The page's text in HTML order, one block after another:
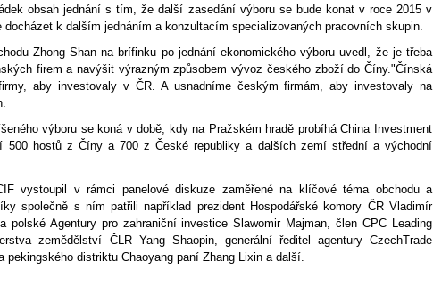
obsah jednání s tím, že další zasedání výboru se bude konat v roce 2015 v
docházet k dalším jednáním a konzultacím specializovaných pracovních skupin.
Zhong Shan na brífinku po jednání ekonomického výboru uvedl, že je třeba
firem a navýšit výrazným způsobem vývoz českého zboží do Číny."Čínská
aby investovaly v ČR. A usnadníme českým firmám, aby investovaly na
výboru se koná v době, kdy na Pražském hradě probíhá China Investment
500 hostů z Číny a 700 z České republiky a dalších zemí střední a východní
vystoupil v rámci panelové diskuze zaměřené na klíčové téma obchodu a
společně s ním patřili například prezident Hospodářské komory ČR Vladimír
polské Agentury pro zahraniční investice Slawomir Majman, člen CPC Leading
zemědělství ČLR Yang Shaopin, generální ředitel agentury CzechTrade
pekingského distriktu Chaoyang paní Zhang Lixin a další.